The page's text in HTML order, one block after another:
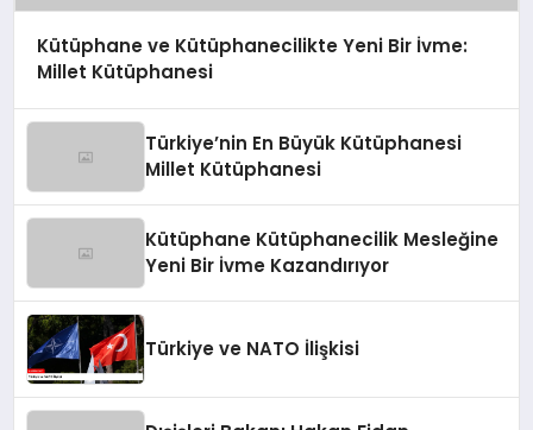
Kütüphane ve Kütüphanecilikte Yeni Bir İvme:
Millet Kütüphanesi
Türkiye’nin En Büyük Kütüphanesi
Millet Kütüphanesi
Kütüphane Kütüphanecilik Mesleğine
Yeni Bir İvme Kazandırıyor
Türkiye ve NATO İlişkisi